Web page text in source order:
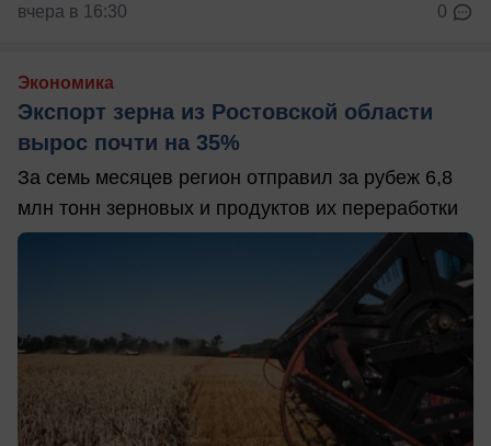
вчера в 16:30 0
Экономика
Экспорт зерна из Ростовской области
вырос почти на 35%
За семь месяцев регион отправил за рубеж 6,8
млн тонн зерновых и продуктов их переработки